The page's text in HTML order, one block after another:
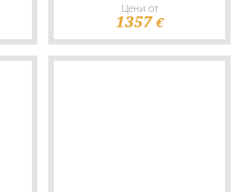
Цени от
1357 €